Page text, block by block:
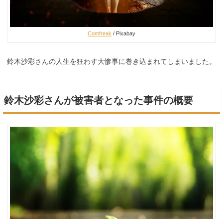
Comfreak / Pixabay
鈴木沙彩さんの人生を狂わす大惨事に巻き込まれてしまいました。
鈴木沙彩さんが被害者となった事件の概要